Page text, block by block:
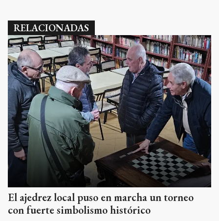
RELACIONADAS
El ajedrez local puso en marcha un torneo
con fuerte simbolismo histórico